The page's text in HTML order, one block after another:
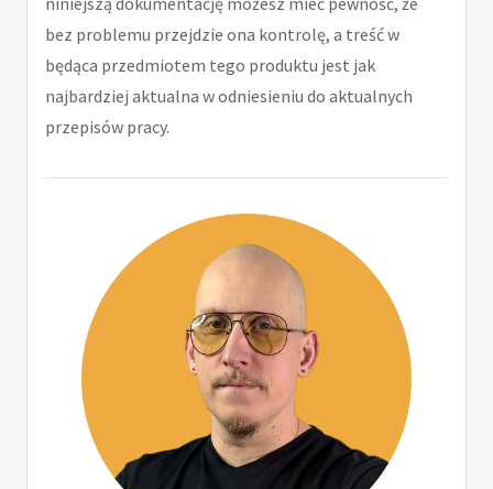
bez problemu przejdzie ona kontrolę, a treść w
będąca przedmiotem tego produktu jest jak
najbardziej aktualna w odniesieniu do aktualnych
przepisów pracy.